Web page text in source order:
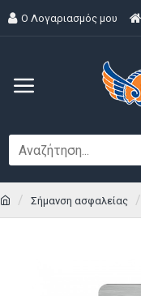
Ο Λογαριασμός μου
Σήμανση ασφαλείας